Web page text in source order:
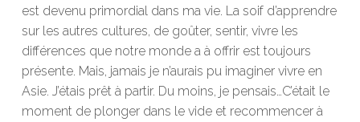
est devenu primordial dans ma vie. La soif d’apprendre
sur les autres cultures, de goûter, sentir, vivre les
différences que notre monde a à offrir est toujours
présente. Mais, jamais je n’aurais pu imaginer vivre en
Asie. J’étais prêt à partir. Du moins, je pensais…C’était le
moment de plonger dans le vide et recommencer à